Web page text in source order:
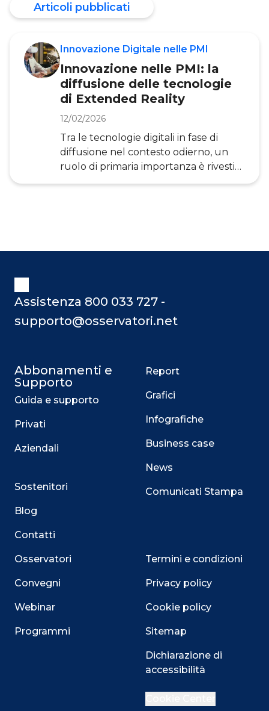
Articoli pubblicati
Innovazione Digitale nelle PMI
Innovazione nelle PMI: la
diffusione delle tecnologie
di Extended Reality
12/02/2026
Tra le tecnologie digitali in fase di
diffusione nel contesto odierno, un
ruolo di primaria importanza è rivestito
dalla Realtà Estesa o Extended
vendita al dettaglio, la sanità, il
con sempre maggiore rilievo, le
Assistenza 800 033 727 -
supporto@osservatori.net
Abbonamenti e
Supporto
Guida e supporto
Privati
Aziendali
Sostenitori
Blog
Contatti
Osservatori
Convegni
Webinar
Programmi
Report
Grafici
Infografiche
Business case
News
Comunicati Stampa
Termini e condizioni
Privacy policy
Cookie policy
Sitemap
Dichiarazione di
accessibilità